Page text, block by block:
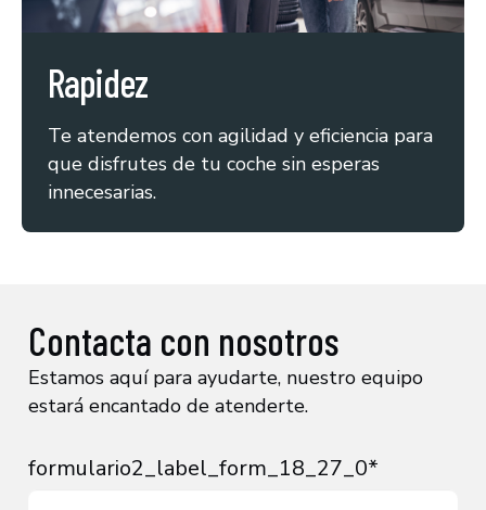
Rapidez
Te atendemos con agilidad y eficiencia para
que disfrutes de tu coche sin esperas
innecesarias.
Contacta con nosotros
Estamos aquí para ayudarte, nuestro equipo
estará encantado de atenderte.
formulario2_label_form_18_27_0*